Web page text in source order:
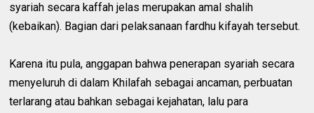
syariah secara kaffah jelas merupakan amal shalih
(kebaikan). Bagian dari pelaksanaan fardhu kifayah tersebut.
Karena itu pula, anggapan bahwa penerapan syariah secara
menyeluruh di dalam Khilafah sebagai ancaman, perbuatan
terlarang atau bahkan sebagai kejahatan, lalu para